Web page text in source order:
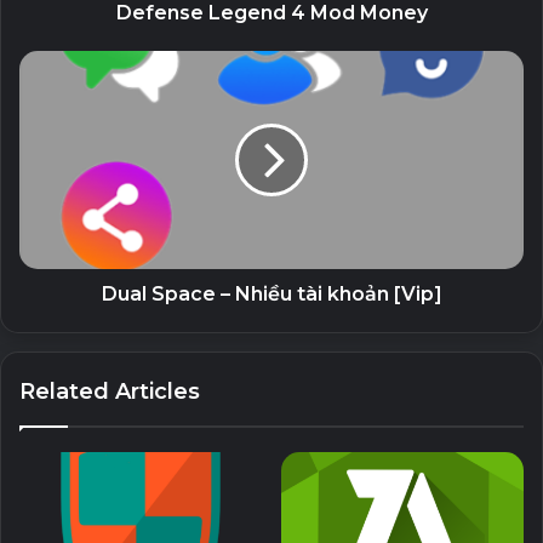
Defense Legend 4 Mod Money
Dual Space – Nhiều tài khoản [Vip]
Related Articles